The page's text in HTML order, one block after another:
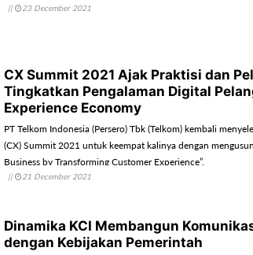
|| 23 December 2021
CX Summit 2021 Ajak Praktisi dan
Tingkatkan Pengalaman Digital
Experience Economy
PT Telkom Indonesia (Persero) Tbk (Telkom) kembali
(CX) Summit 2021 untuk keempat kalinya dengan
Business by Transforming Customer Experience”.
|| 21 December 2021
Dinamika KCI Membangun
dengan Kebijakan Pemerintah